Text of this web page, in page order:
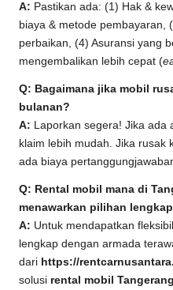
A: Pastikan ada: (1) Hak &
biaya & metode pembayaran,
perbaikan, (4) Asuransi yang
mengembalikan lebih cepat (
Q: Bagaimana jika mobil
bulanan?
A: Laporkan segera! Jika ada
klaim lebih mudah. Jika rusak
ada biaya
Q: Rental mobil mana di
menawarkan pilihan
A: Untuk mendapatkan
lengkap dengan armada
dari https://
solusi rental mobil